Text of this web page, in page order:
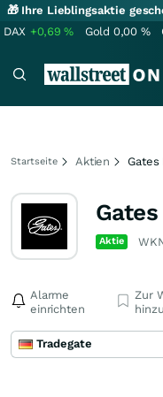
🎁 Ihre Lieblingsaktie
DAX +0,69% Gold 0,00 %
Startseite Aktien Gates
Aktie
Alarme
einrichten
Zur
Tradegate